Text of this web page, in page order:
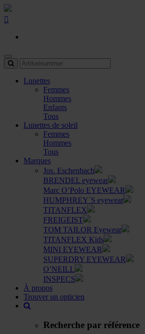
Lunettes
Femmes
Hommes
Enfants
Tous
Lunettes de soleil
Femmes
Hommes
Tous
Marques
Jos. Eschenbach
BRENDEL eyewear
Marc O’Polo EYEWEAR
HUMPHREY´S eyewear
TITANFLEX
FREIGEIST
TOM TAILOR Eyewear
TITANFLEX Kids
MINI EYEWEAR
SUPERDRY EYEWEAR
O’NEILL
INSPECS
À propos
Trouver un opticien
Recherche par référence